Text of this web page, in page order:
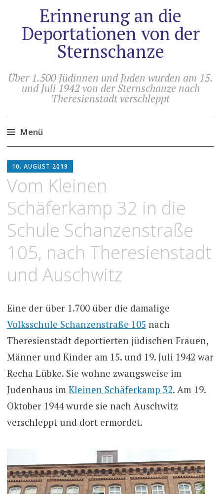
Erinnerung an die
Deportationen von der
Sternschanze
Über 1.500 Jüdinnen und Juden wurden am 15.
und Juli 1942 von der Sternschanze nach
Theresienstadt verschleppt
Menü
Inhalt
springen
10. AUGUST 2019
Vom Kleinen
Schäferkamp 32 in die
Schule Schanzenstraße
105, nach Theresienstadt
und Auschwitz
Eine der über 1.700 über die damalige
Volksschule Schanzenstraße 105 nach
Theresienstadt deportierten jüdischen Frauen,
Männer und Kinder am 15. und 19. Juli 1942 war
Recha Lübke. Sie wohne zwangsweise im
Judenhaus im Kleinen Schäferkamp 32. Am 19.
Oktober 1944 wurde sie nach Auschwitz
verschleppt und dort ermordet.